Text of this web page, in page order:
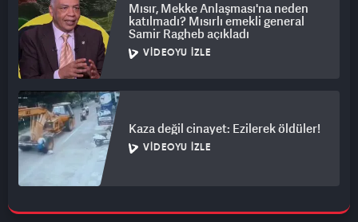
Mısır, Mekke Anlaşması'na neden
katılmadı? Mısırlı emekli general
Samir Ragheb açıkladı
VIDEOYU İZLE
Kaza değil cinayet: Ezilerek öldüler!
VIDEOYU İZLE